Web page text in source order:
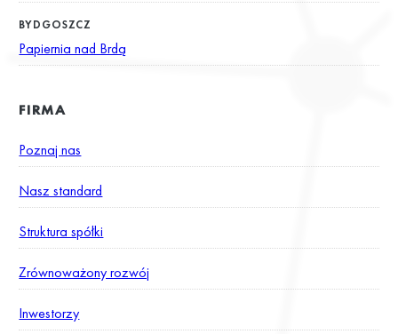
BYDGOSZCZ
Papiernia nad Brdą
FIRMA
Poznaj nas
Nasz standard
Struktura spółki
Zrównoważony rozwój
Inwestorzy